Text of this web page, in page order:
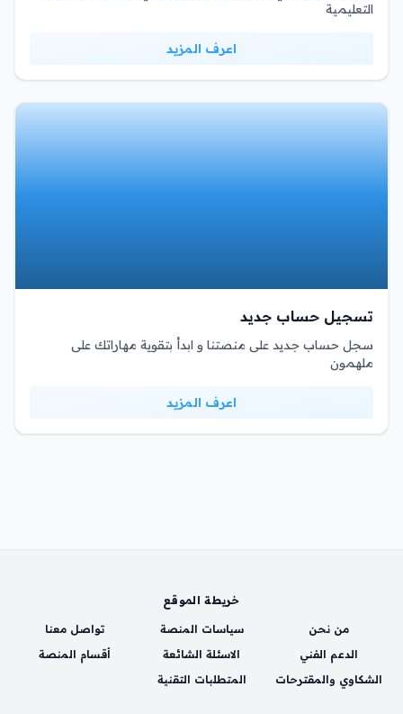
التعليمية
اعرف المزيد
تسجيل حساب جديد
سجل حساب جديد على منصتنا و ابدأ بتقوية مهاراتك على
ملهمون
اعرف المزيد
خريطة الموقع
من نحن سياسات المنصة
تواصل معنا
الدعم الفني
الاسئلة الشائعة
أقسام المنصة
الشكاوي والمقترحات
المتطلبات التقنية